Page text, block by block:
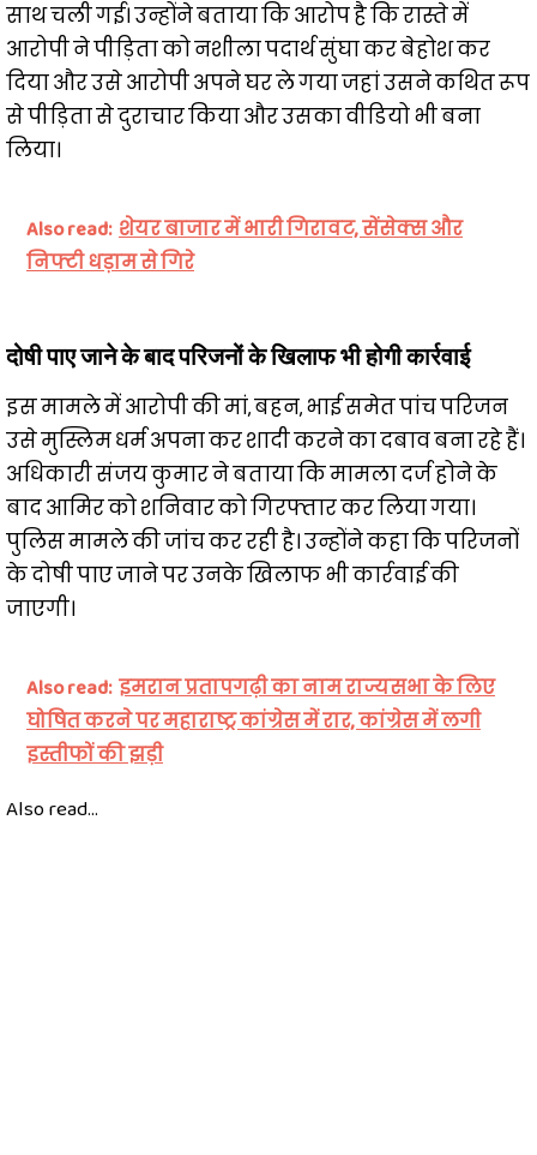
साथ चली गई। उन्होंने बताया कि आरोप है कि रास्ते में
आरोपी ने पीड़िता को नशीला पदार्थ सुंघा कर बेहोश कर
दिया और उसे आरोपी अपने घर ले गया जहां उसने कथित रूप
से पीड़िता से दुराचार किया और उसका वीडियो भी बना
लिया।
Also read: शेयर बाजार में भारी गिरावट, सेंसेक्स और
निफ्टी धड़ाम से गिरे
दोषी पाए जाने के बाद परिजनों के खिलाफ भी होगी कार्रवाई
इस मामले में आरोपी की मां, बहन, भाई समेत पांच परिजन
उसे मुस्लिम धर्म अपना कर शादी करने का दबाव बना रहे हैं।
अधिकारी संजय कुमार ने बताया कि मामला दर्ज होने के
बाद आमिर को शनिवार को गिरफ्तार कर लिया गया।
पुलिस मामले की जांच कर रही है। उन्होंने कहा कि परिजनों
के दोषी पाए जाने पर उनके खिलाफ भी कार्रवाई की
जाएगी।
Also read: इमरान प्रतापगढ़ी का नाम राज्यसभा के लिए
घोषित करने पर महाराष्ट्र कांग्रेस में रार, कांग्रेस में लगी
इस्तीफों की झड़ी
Also read...